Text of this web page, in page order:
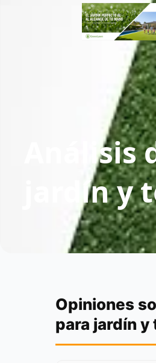
jardín y
Opiniones
para jardín y